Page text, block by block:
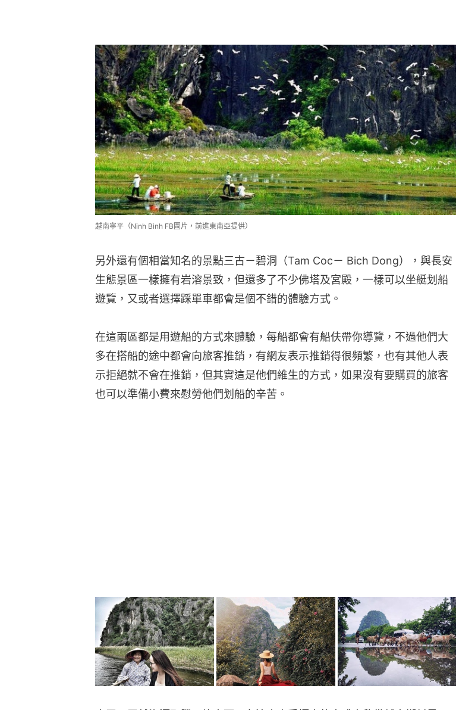
越南寧平（Ninh Bình FB圖片，前進東南亞提供）
另外還有個相當知名的景點三古－碧洞（Tam Coc－ Bich Dong），與長安
生態景區一樣擁有岩溶景致，但還多了不少佛塔及宮殿，一樣可以坐艇划船
遊覽，又或者選擇踩單車都會是個不錯的體驗方式。
在這兩區都是用遊船的方式來體驗，每船都會有船伕帶你導覽，不過他們大
多在搭船的途中都會向旅客推銷，有網友表示推銷得很頻繁，也有其他人表
示拒絕就不會在推銷，但其實這是他們維生的方式，如果沒有要購買的旅客
也可以準備小費來慰勞他們划船的辛苦。